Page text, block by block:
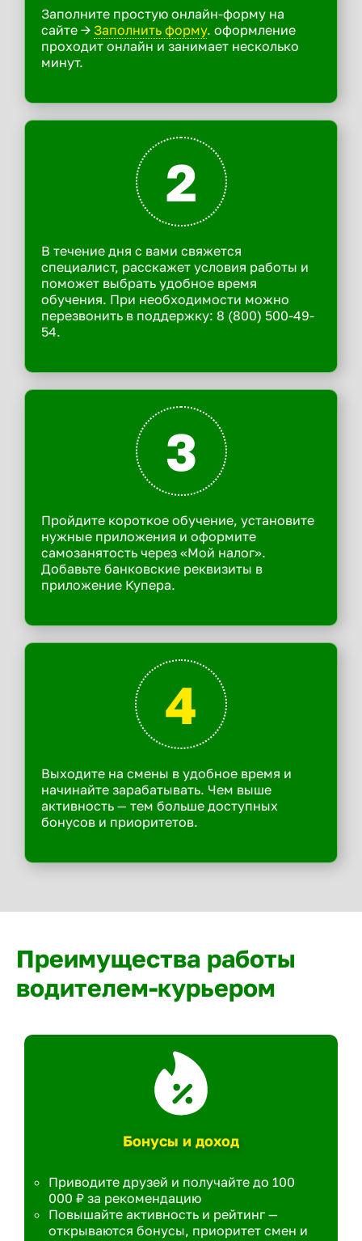
Заполните простую онлайн-форму на
сайте -> Заполнить форму. оформление
проходит онлайн и занимает несколько
минут.
2
В течение дня с вами свяжется
специалист, расскажет условия работы и
поможет выбрать удобное время
обучения. При необходимости можно
перезвонить в поддержку: 8 (800) 500-49-
54.
3
Пройдите короткое обучение, установите
нужные приложения и оформите
самозанятость через «Мой налог».
Добавьте банковские реквизиты в
приложение Купера.
4
Выходите на смены в удобное время и
начинайте зарабатывать. Чем выше
активность — тем больше доступных
бонусов и приоритетов.
Преимущества работы
водителем-курьером
Бонусы и доход
Приводите друзей и получайте до 100
000 ₽ за рекомендацию
Повышайте активность и рейтинг —
открываются бонусы, приоритет смен и